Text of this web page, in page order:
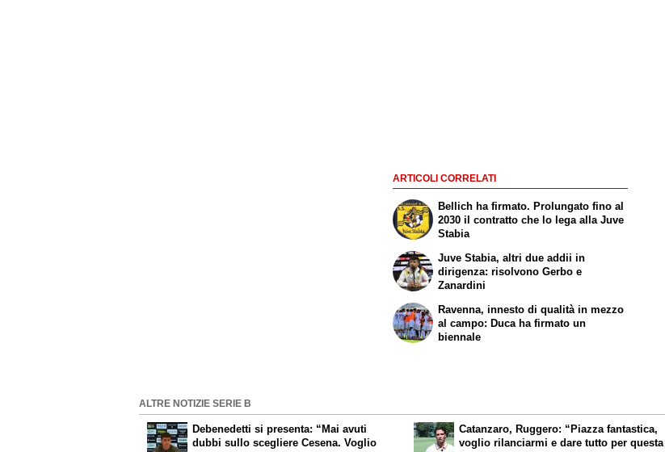
ARTICOLI CORRELATI
Bellich ha firmato. Prolungato fino al
2030 il contratto che lo lega alla Juve
Stabia
Juve Stabia, altri due addii in
dirigenza: risolvono Gerbo e
Zanardini
Ravenna, innesto di qualità in mezzo
al campo: Duca ha firmato un
biennale
ALTRE NOTIZIE SERIE B
Debenedetti si presenta: “Mai avuti
dubbi sullo scegliere Cesena. Voglio
Catanzaro, Ruggero: “Piazza fantastica,
voglio rilanciarmi e dare tutto per questa